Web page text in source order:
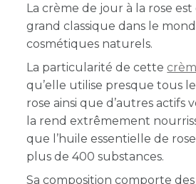
La crème de jour à la rose
grand classique dans le
cosmétiques naturels.
La particularité de cette
qu’elle utilise presque tous
rose ainsi que d’autres actifs
la rend extrêmement
que l’huile essentielle de
plus de 400 substances.
Sa composition comporte